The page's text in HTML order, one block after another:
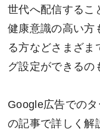
世代へ配信するこ
健康意識の高い方
る方などさまざま
グ設定ができるの
Google広告での
の記事で詳しく解